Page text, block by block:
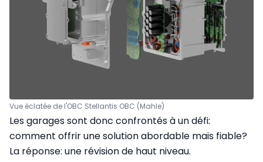
Vue éclatée de l'OBC Stellantis OBC (Mahle)
Les garages sont donc confrontés à un défi:
comment offrir une solution abordable mais fiable?
La réponse: une révision de haut niveau.